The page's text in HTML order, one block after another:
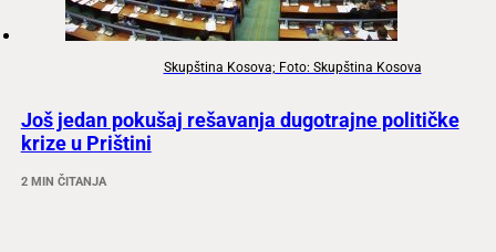
Skupština Kosova; Foto: Skupština Kosova
Još jedan pokušaj rešavanja dugotrajne političke
krize u Prištini
2 MIN ČITANJA